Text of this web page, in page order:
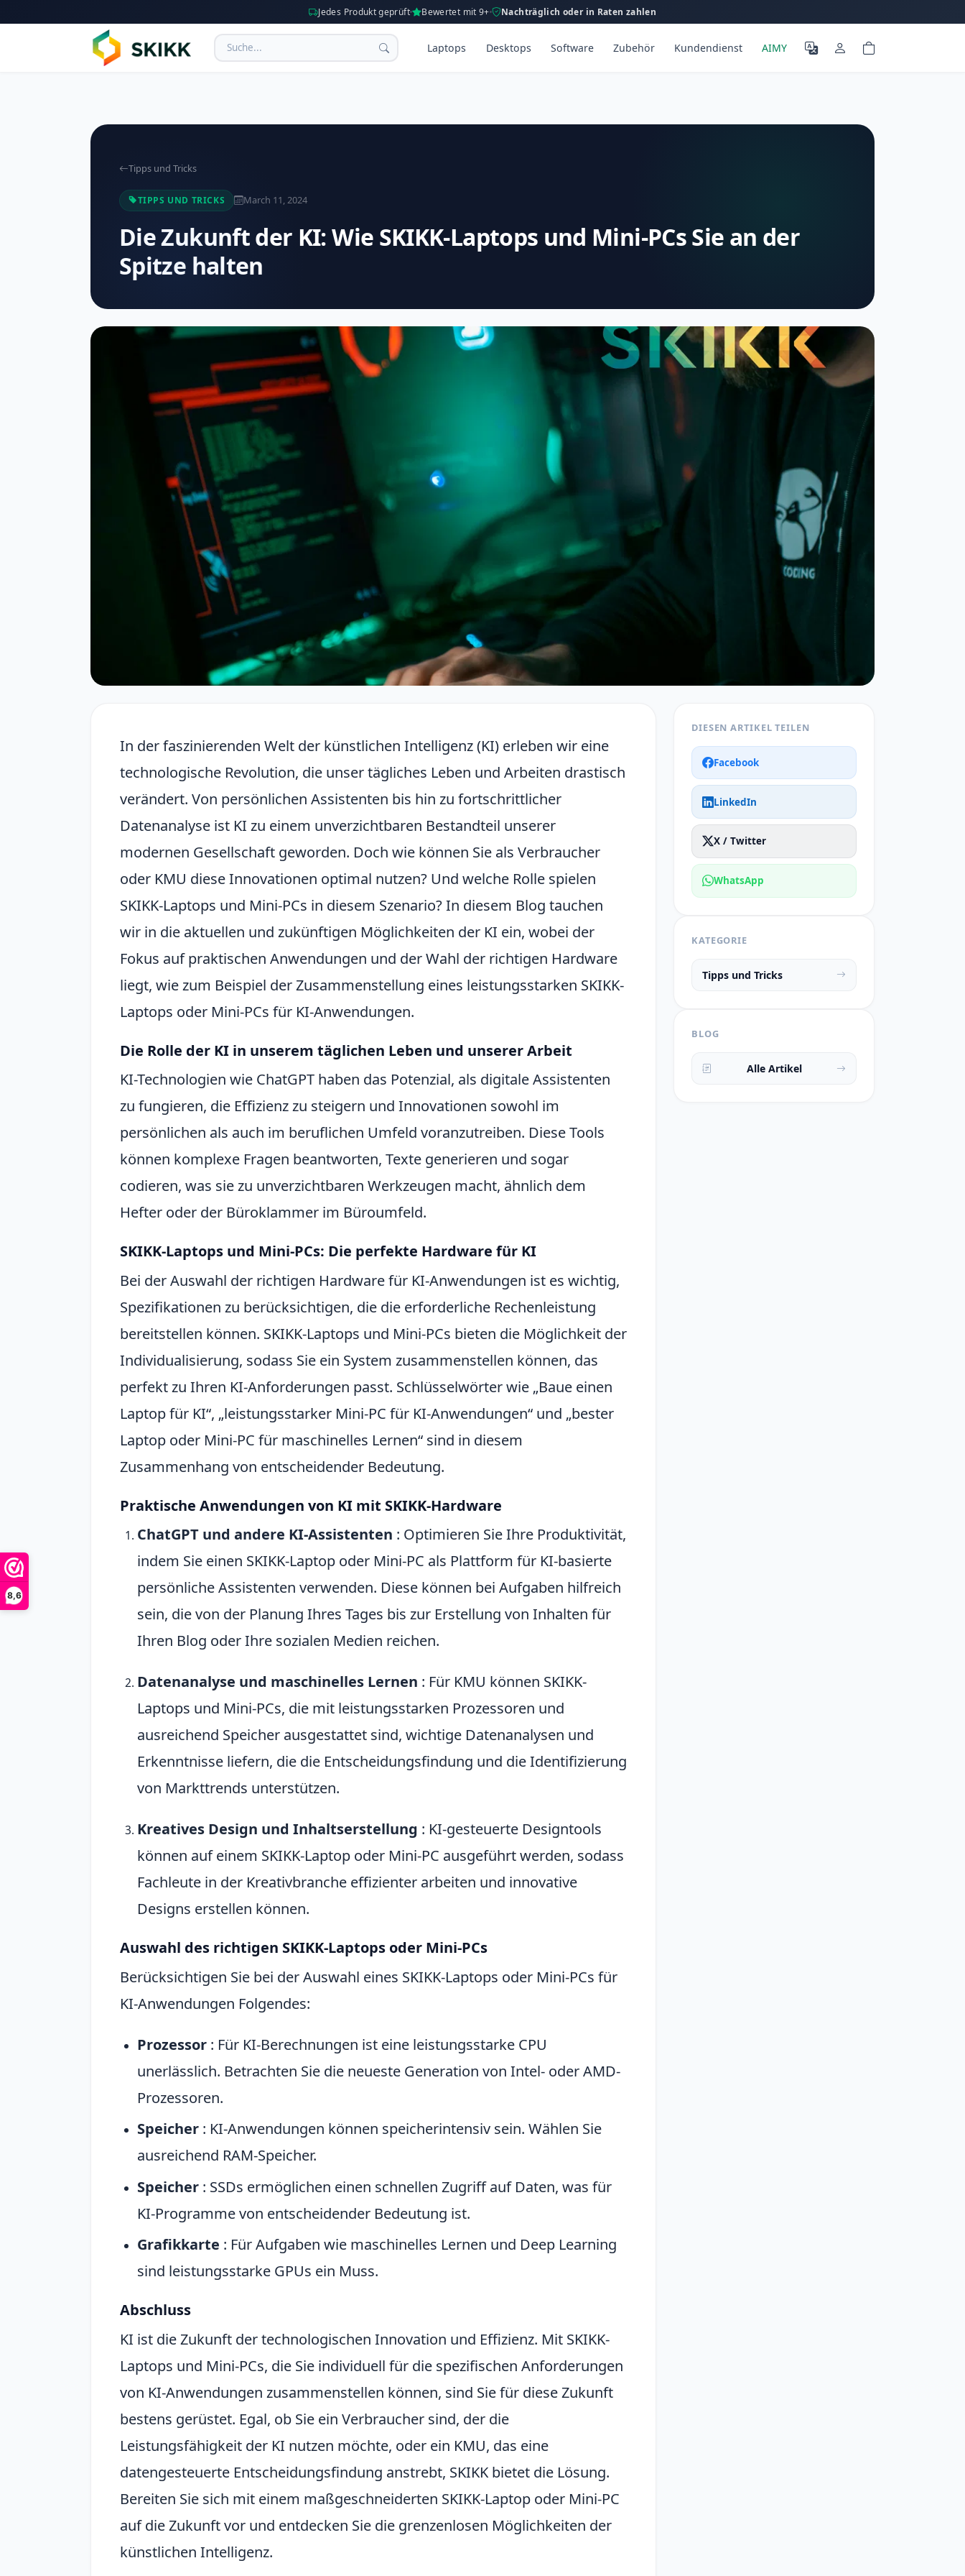
8,6
Jedes Produkt geprüft Bewertet mit 9+ Nachträglich oder in Raten zahlen
Laptops Desktops Software Zubehör Kundendienst AIMY
Tipps und Tricks
TIPPS UND TRICKS March 11, 2024
Die Zukunft der KI: Wie SKIKK-Laptops und Mini-PCs Sie an der
Spitze halten
In der faszinierenden Welt der künstlichen Intelligenz (KI) erleben wir eine
technologische Revolution, die unser tägliches Leben und Arbeiten drastisch
verändert. Von persönlichen Assistenten bis hin zu fortschrittlicher
Datenanalyse ist KI zu einem unverzichtbaren Bestandteil unserer
modernen Gesellschaft geworden. Doch wie können Sie als Verbraucher
oder KMU diese Innovationen optimal nutzen? Und welche Rolle spielen
SKIKK-Laptops und Mini-PCs in diesem Szenario? In diesem Blog tauchen
wir in die aktuellen und zukünftigen Möglichkeiten der KI ein, wobei der
Fokus auf praktischen Anwendungen und der Wahl der richtigen Hardware
liegt, wie zum Beispiel der Zusammenstellung eines leistungsstarken SKIKK-
Laptops oder Mini-PCs für KI-Anwendungen.
Die Rolle der KI in unserem täglichen Leben und unserer Arbeit
KI-Technologien wie ChatGPT haben das Potenzial, als digitale Assistenten
zu fungieren, die Effizienz zu steigern und Innovationen sowohl im
persönlichen als auch im beruflichen Umfeld voranzutreiben. Diese Tools
können komplexe Fragen beantworten, Texte generieren und sogar
codieren, was sie zu unverzichtbaren Werkzeugen macht, ähnlich dem
Hefter oder der Büroklammer im Büroumfeld.
SKIKK-Laptops und Mini-PCs: Die perfekte Hardware für KI
Bei der Auswahl der richtigen Hardware für KI-Anwendungen ist es wichtig,
Spezifikationen zu berücksichtigen, die die erforderliche Rechenleistung
bereitstellen können. SKIKK-Laptops und Mini-PCs bieten die Möglichkeit der
Individualisierung, sodass Sie ein System zusammenstellen können, das
perfekt zu Ihren KI-Anforderungen passt. Schlüsselwörter wie „Baue einen
Laptop für KI“, „leistungsstarker Mini-PC für KI-Anwendungen“ und „bester
Laptop oder Mini-PC für maschinelles Lernen“ sind in diesem
Zusammenhang von entscheidender Bedeutung.
Praktische Anwendungen von KI mit SKIKK-Hardware
ChatGPT und andere KI-Assistenten : Optimieren Sie Ihre Produktivität,
indem Sie einen SKIKK-Laptop oder Mini-PC als Plattform für KI-basierte
persönliche Assistenten verwenden. Diese können bei Aufgaben hilfreich
sein, die von der Planung Ihres Tages bis zur Erstellung von Inhalten für
Ihren Blog oder Ihre sozialen Medien reichen.
Datenanalyse und maschinelles Lernen : Für KMU können SKIKK-
Laptops und Mini-PCs, die mit leistungsstarken Prozessoren und
ausreichend Speicher ausgestattet sind, wichtige Datenanalysen und
Erkenntnisse liefern, die die Entscheidungsfindung und die Identifizierung
von Markttrends unterstützen.
Kreatives Design und Inhaltserstellung : KI-gesteuerte Designtools
können auf einem SKIKK-Laptop oder Mini-PC ausgeführt werden, sodass
Fachleute in der Kreativbranche effizienter arbeiten und innovative
Designs erstellen können.
Auswahl des richtigen SKIKK-Laptops oder Mini-PCs
Berücksichtigen Sie bei der Auswahl eines SKIKK-Laptops oder Mini-PCs für
KI-Anwendungen Folgendes:
Prozessor : Für KI-Berechnungen ist eine leistungsstarke CPU
unerlässlich. Betrachten Sie die neueste Generation von Intel- oder AMD-
Prozessoren.
Speicher : KI-Anwendungen können speicherintensiv sein. Wählen Sie
ausreichend RAM-Speicher.
Speicher : SSDs ermöglichen einen schnellen Zugriff auf Daten, was für
KI-Programme von entscheidender Bedeutung ist.
Grafikkarte : Für Aufgaben wie maschinelles Lernen und Deep Learning
sind leistungsstarke GPUs ein Muss.
Abschluss
KI ist die Zukunft der technologischen Innovation und Effizienz. Mit SKIKK-
Laptops und Mini-PCs, die Sie individuell für die spezifischen Anforderungen
von KI-Anwendungen zusammenstellen können, sind Sie für diese Zukunft
bestens gerüstet. Egal, ob Sie ein Verbraucher sind, der die
Leistungsfähigkeit der KI nutzen möchte, oder ein KMU, das eine
datengesteuerte Entscheidungsfindung anstrebt, SKIKK bietet die Lösung.
Bereiten Sie sich mit einem maßgeschneiderten SKIKK-Laptop oder Mini-PC
auf die Zukunft vor und entdecken Sie die grenzenlosen Möglichkeiten der
künstlichen Intelligenz.
DIESEN ARTIKEL TEILEN
Facebook
LinkedIn
X / Twitter
WhatsApp
KATEGORIE
Tipps und Tricks
BLOG
Alle Artikel